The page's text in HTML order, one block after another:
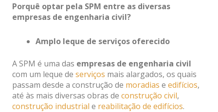
Porquê optar pela SPM entre as diversas
empresas de engenharia civil?
Amplo leque de serviços oferecido
A SPM é uma das empresas de engenharia civil
com um leque de serviços mais alargados, os quais
passam desde a construção de moradias e edifícios,
até às mais diversas obras de construção civil,
construção industrial e reabilitação de edifícios.